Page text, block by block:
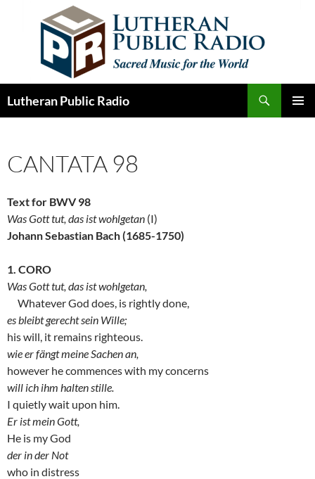
Lutheran Public Radio
CANTATA 98
Text for BWV 98
Was Gott tut, das ist wohlgetan (I)
Johann Sebastian Bach (1685-1750)
1. CORO
Was Gott tut, das ist wohlgetan,
Whatever God does, is rightly done,
es bleibt gerecht sein Wille;
his will, it remains righteous.
wie er fängt meine Sachen an,
however he commences with my concerns
will ich ihm halten stille.
I quietly wait upon him.
Er ist mein Gott,
He is my God
der in der Not
who in distress